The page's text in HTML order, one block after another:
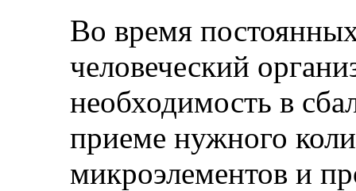
Во время
человеческий
необходимость в
приеме нужного
микроэлементов и